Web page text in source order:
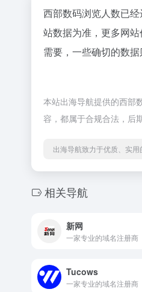
西部数码浏览人数已
站数据为准，更多网
需要，一些确切的数
本站出海导航提供的西部
容，都属于合规合法，后
出海导航致力于优质、实
相关导航
新网
一家专业的域名注册商
Tucows
一家专业的域名注册商